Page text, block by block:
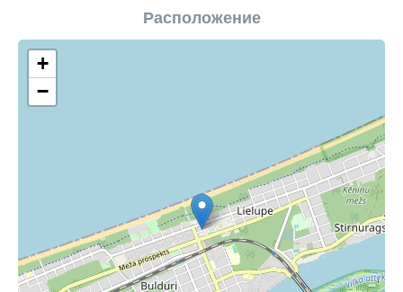
Расположение
+
−